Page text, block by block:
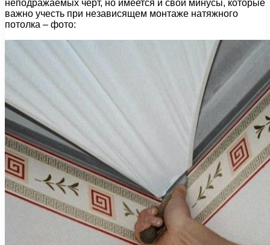
неподражаемых черт, но имеется и свои минусы, которые
важно учесть при независящем монтаже натяжного
потолка – фото: